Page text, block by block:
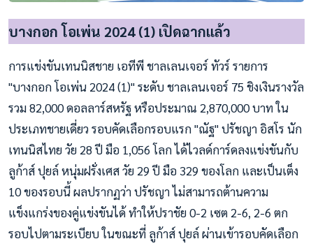
บางกอก โอเพ่น 2024 (1) เปิดฉากแล้ว
การแข่งขันเทนนิสชาย เอทีพี ชาลเลนเจอร์ ทัวร์ รายการ
"บางกอก โอเพ่น 2024 (1)" ระดับ ชาลเลนเจอร์ 75 ชิงเงินรางวัล
รวม 82,000 ดอลลาร์สหรัฐ หรือประมาณ 2,870,000 บาท ใน
ประเภทชายเดี่ยว รอบคัดเลือกรอบแรก "ณัฐ" ปรัชญา อิสโร นัก
เทนนิสไทย วัย 28 ปี มือ 1,056 โลก ได้ไวลด์การ์ดลงแข่งขันกับ
ลูก้าส์ ปุยล์ หนุ่มฝรั่งเศส วัย 29 ปี มือ 329 ของโลก และเป็นเต็ง
10 ของรอบนี้ ผลปรากฏว่า ปรัชญา ไม่สามารถต้านความ
แข็งแกร่งของคู่แข่งขันได้ ทำให้ปราชัย 0-2 เซต 2-6, 2-6 ตก
รอบไปตามระเบียบ ในขณะที่ ลูก้าส์ ปุยล์ ผ่านเข้ารอบคัดเลือก